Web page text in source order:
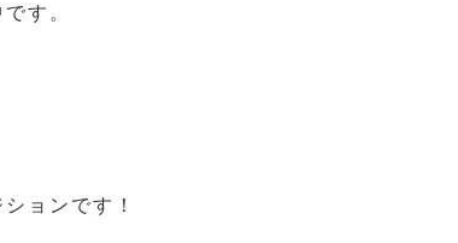
す。
ョンです！